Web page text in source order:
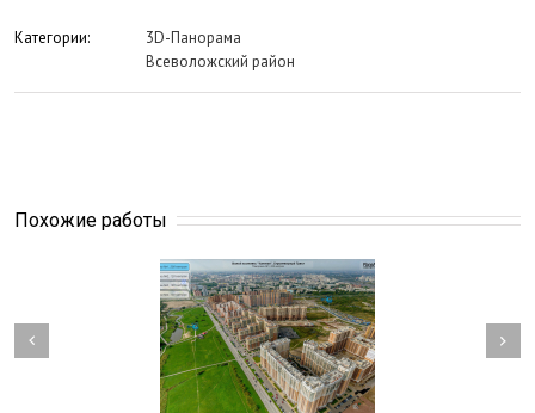
Категории:
3D-Панорама
Всеволожский район
Похожие работы